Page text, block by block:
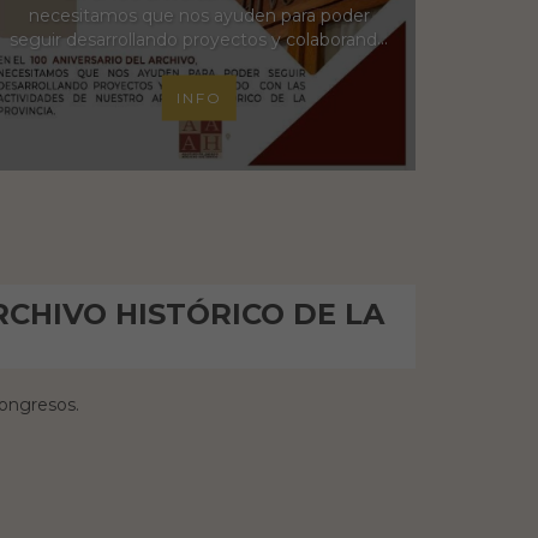
necesitamos que nos ayuden para poder
seguir desarrollando proyectos y colaborando
con las actividades de nuestro Archivo
Històrico de la Provincia.
INFO
HISTÓRICO DE LA